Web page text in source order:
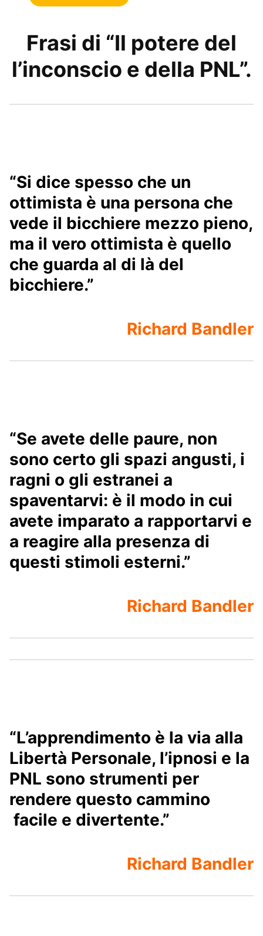
Frasi di “Il potere del
l’inconscio e della PNL”.
“Si dice spesso che un
ottimista è una persona che
vede il bicchiere mezzo pieno,
ma il vero ottimista è quello
che guarda al di là del
bicchiere.”
Richard Bandler
“Se avete delle paure, non
sono certo gli spazi angusti, i
ragni o gli estranei a
spaventarvi: è il modo in cui
avete imparato a rapportarvi e
a reagire alla presenza di
questi stimoli esterni.”
Richard Bandler
“L’apprendimento è la via alla
Libertà Personale, l’ipnosi e la
PNL sono strumenti per
rendere questo cammino
facile e divertente.”
Richard Bandler